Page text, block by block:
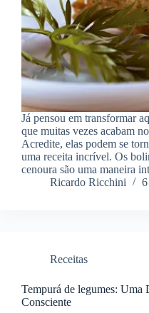
Já pensou em transformar
que muitas vezes acabam
Acredite, elas podem se
uma receita incrível. Os
cenoura são uma maneira
Ricardo Ricchini
Receitas
Tempurá de legumes: Uma
Consciente